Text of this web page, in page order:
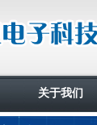
关于我们